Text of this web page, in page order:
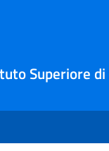
Superiore di